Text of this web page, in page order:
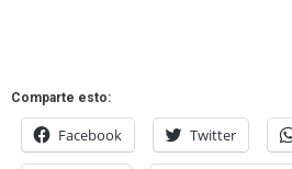
Comparte esto:
Facebook Twitter